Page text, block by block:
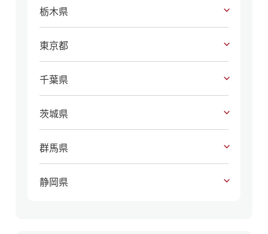
栃木県
東京都
千葉県
茨城県
群馬県
静岡県